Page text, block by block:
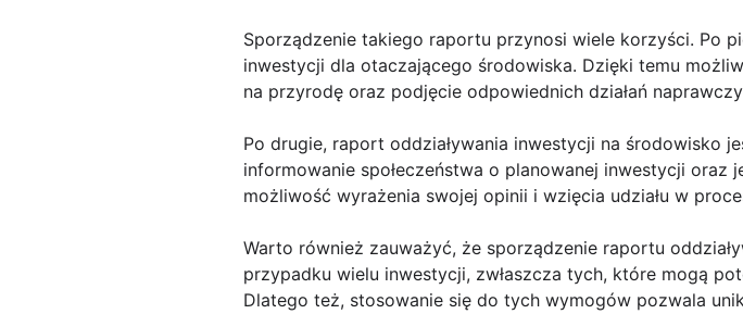
Sporządzenie takiego raportu przynosi wiele korzyści. Po
inwestycji dla otaczającego środowiska. Dzięki temu
na przyrodę oraz podjęcie odpowiednich działań
Po drugie, raport oddziaływania inwestycji na środowisko
informowanie społeczeństwa o planowanej inwestycji
możliwość wyrażenia swojej opinii i wzięcia udziału w
Warto również zauważyć, że sporządzenie raportu
przypadku wielu inwestycji, zwłaszcza tych, które mogą
Dlatego też, stosowanie się do tych wymogów pozwala